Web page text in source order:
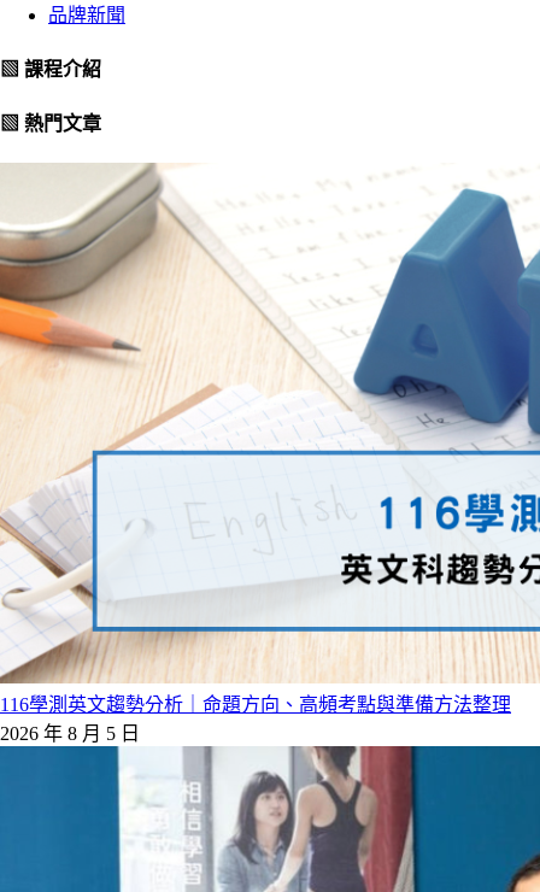
品牌新聞
▧ 課程介紹
▧ 熱門文章
116學測英文趨勢分析｜命題方向、高頻考點與準備方法整理
2026 年 8 月 5 日